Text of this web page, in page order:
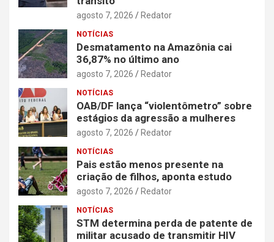
agosto 7, 2026 Redator
NOTÍCIAS
Desmatamento na Amazônia cai
36,87% no último ano
agosto 7, 2026 Redator
NOTÍCIAS
OAB/DF lança “violentômetro” sobre
estágios da agressão a mulheres
agosto 7, 2026 Redator
NOTÍCIAS
Pais estão menos presente na
criação de filhos, aponta estudo
agosto 7, 2026 Redator
NOTÍCIAS
STM determina perda de patente de
militar acusado de transmitir HIV